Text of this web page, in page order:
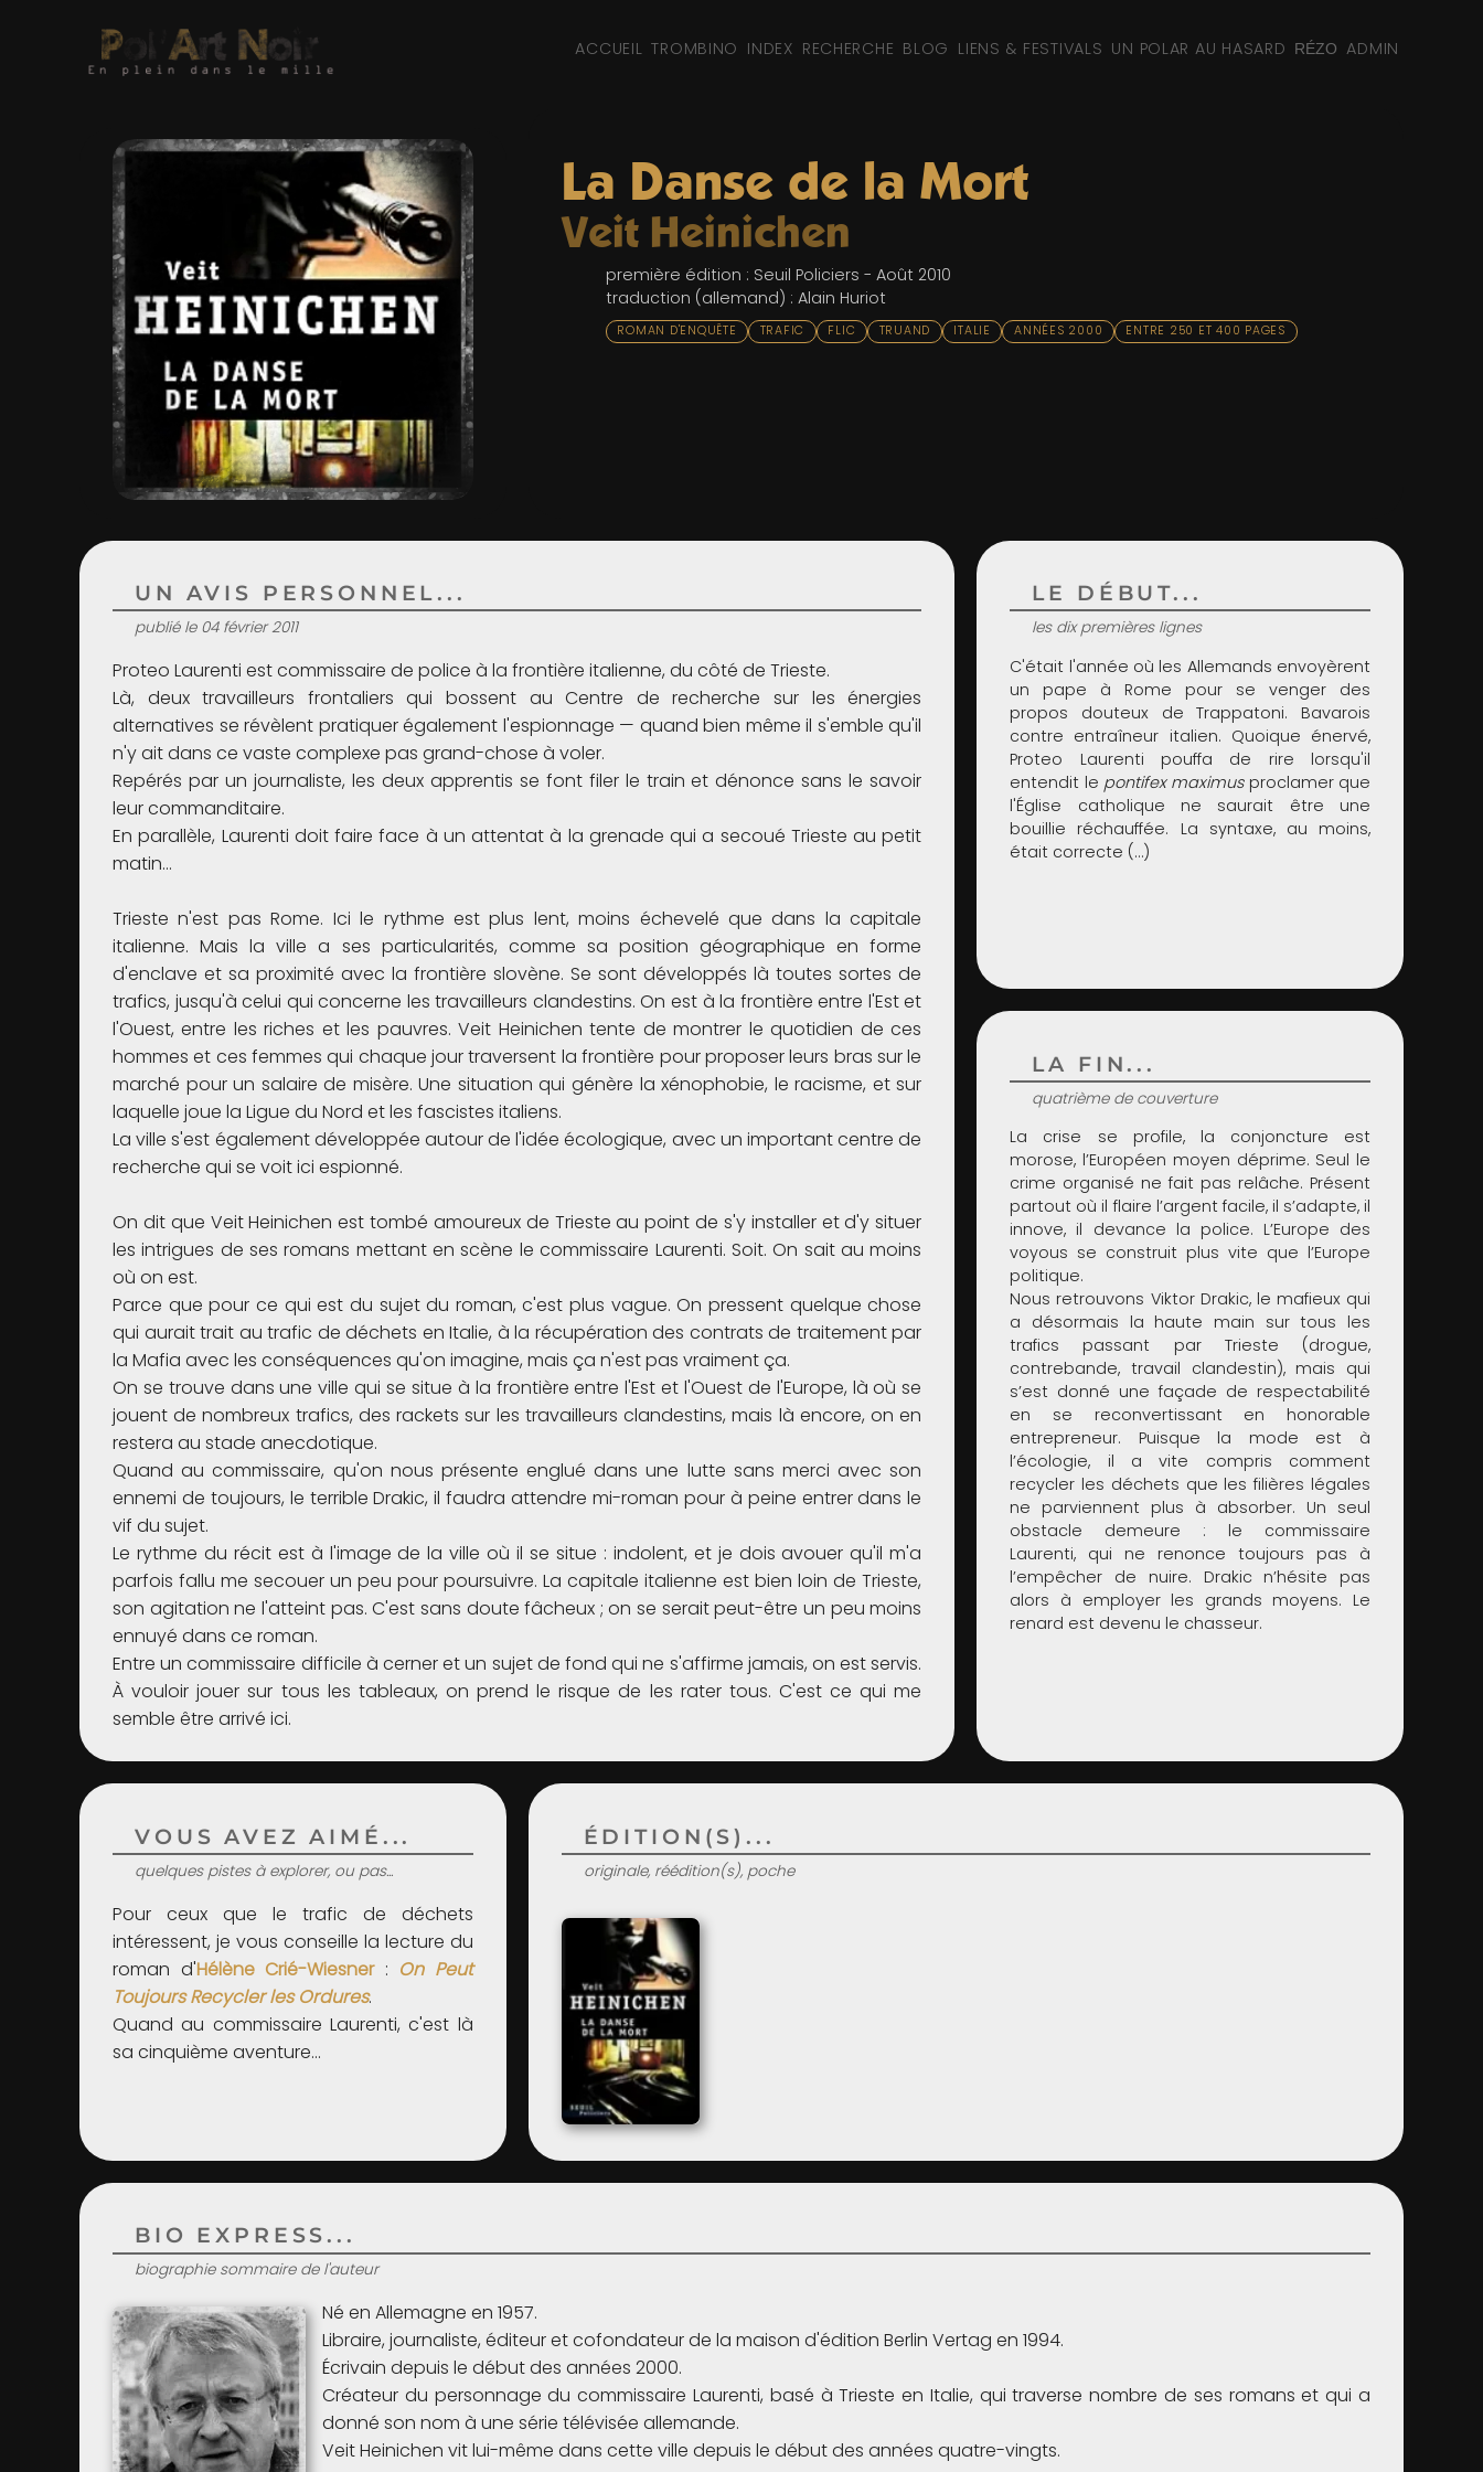
ACCUEIL TROMBINO INDEX RECHERCHE BLOG LIENS & FESTIVALS UN POLAR AU HASARD RÉZO ADMIN
La Danse de la Mort
Veit Heinichen
première édition : Seuil Policiers - Août 2010
traduction (allemand) : Alain Huriot
ROMAN D'ENQUÊTE TRAFIC FLIC TRUAND ITALIE ANNÉES 2000 ENTRE 250 ET 400 PAGES
UN AVIS PERSONNEL...
publié le 04 février 2011
Proteo Laurenti est commissaire de police à la frontière italienne, du côté de Trieste.
Là, deux travailleurs frontaliers qui bossent au Centre de recherche sur les énergies
alternatives se révèlent pratiquer également l'espionnage — quand bien même il s'emble qu'il
n'y ait dans ce vaste complexe pas grand-chose à voler.
Repérés par un journaliste, les deux apprentis se font filer le train et dénonce sans le savoir
leur commanditaire.
En parallèle, Laurenti doit faire face à un attentat à la grenade qui a secoué Trieste au petit
matin…
Trieste n'est pas Rome. Ici le rythme est plus lent, moins échevelé que dans la capitale
italienne. Mais la ville a ses particularités, comme sa position géographique en forme
d'enclave et sa proximité avec la frontière slovène. Se sont développés là toutes sortes de
trafics, jusqu'à celui qui concerne les travailleurs clandestins. On est à la frontière entre l'Est et
l'Ouest, entre les riches et les pauvres. Veit Heinichen tente de montrer le quotidien de ces
hommes et ces femmes qui chaque jour traversent la frontière pour proposer leurs bras sur le
marché pour un salaire de misère. Une situation qui génère la xénophobie, le racisme, et sur
laquelle joue la Ligue du Nord et les fascistes italiens.
La ville s'est également développée autour de l'idée écologique, avec un important centre de
recherche qui se voit ici espionné.
On dit que Veit Heinichen est tombé amoureux de Trieste au point de s'y installer et d'y situer
les intrigues de ses romans mettant en scène le commissaire Laurenti. Soit. On sait au moins
où on est.
Parce que pour ce qui est du sujet du roman, c'est plus vague. On pressent quelque chose
qui aurait trait au trafic de déchets en Italie, à la récupération des contrats de traitement par
la Mafia avec les conséquences qu'on imagine, mais ça n'est pas vraiment ça.
On se trouve dans une ville qui se situe à la frontière entre l'Est et l'Ouest de l'Europe, là où se
jouent de nombreux trafics, des rackets sur les travailleurs clandestins, mais là encore, on en
restera au stade anecdotique.
Quand au commissaire, qu'on nous présente englué dans une lutte sans merci avec son
ennemi de toujours, le terrible Drakic, il faudra attendre mi-roman pour à peine entrer dans le
vif du sujet.
Le rythme du récit est à l'image de la ville où il se situe : indolent, et je dois avouer qu'il m'a
parfois fallu me secouer un peu pour poursuivre. La capitale italienne est bien loin de Trieste,
son agitation ne l'atteint pas. C'est sans doute fâcheux ; on se serait peut-être un peu moins
ennuyé dans ce roman.
Entre un commissaire difficile à cerner et un sujet de fond qui ne s'affirme jamais, on est servis.
À vouloir jouer sur tous les tableaux, on prend le risque de les rater tous. C'est ce qui me
semble être arrivé ici.
VOUS AVEZ AIMÉ...
quelques pistes à explorer, ou pas...
Pour ceux que le trafic de déchets
intéressent, je vous conseille la lecture du
roman d'Hélène Crié-Wiesner: On Peut
Toujours Recycler les Ordures.
Quand au commissaire Laurenti, c'est là
sa cinquième aventure…
LE DÉBUT...
les dix premières lignes
C'était l'année où les Allemands envoyèrent
un pape à Rome pour se venger des
propos douteux de Trappatoni. Bavarois
contre entraîneur italien. Quoique énervé,
Proteo Laurenti pouffa de rire lorsqu'il
entendit le pontifex maximusproclamer que
l'Église catholique ne saurait être une
bouillie réchauffée. La syntaxe, au moins,
était correcte (…)
LA FIN...
quatrième de couverture
La crise se profile, la conjoncture est
morose, l’Européen moyen déprime. Seul le
crime organisé ne fait pas relâche. Présent
partout où il flaire l’argent facile, il s’adapte, il
innove, il devance la police. L’Europe des
voyous se construit plus vite que l’Europe
politique.
Nous retrouvons Viktor Drakic, le mafieux qui
a désormais la haute main sur tous les
trafics passant par Trieste (drogue,
contrebande, travail clandestin), mais qui
s’est donné une façade de respectabilité
en se reconvertissant en honorable
entrepreneur. Puisque la mode est à
l’écologie, il a vite compris comment
recycler les déchets que les filières légales
ne parviennent plus à absorber. Un seul
obstacle demeure : le commissaire
Laurenti, qui ne renonce toujours pas à
l’empêcher de nuire. Drakic n’hésite pas
alors à employer les grands moyens. Le
renard est devenu le chasseur.
BIO EXPRESS...
biographie sommaire de l'auteur
Né en Allemagne en 1957.
Libraire, journaliste, éditeur et cofondateur de la maison d'édition Berlin Vertag en 1994.
Écrivain depuis le début des années 2000.
Créateur du personnage du commissaire Laurenti, basé à Trieste en Italie, qui traverse nombre de ses romans et qui a
donné son nom à une série télévisée allemande.
Veit Heinichen vit lui-même dans cette ville depuis le début des années quatre-vingts.
ÉDITION(S)...
originale, réédition(s), poche